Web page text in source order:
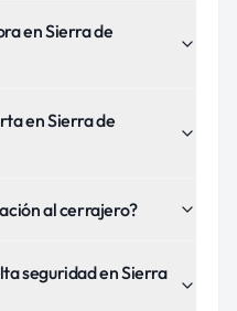
en Sierra de
en Sierra de
al cerrajero?
seguridad en Sierra